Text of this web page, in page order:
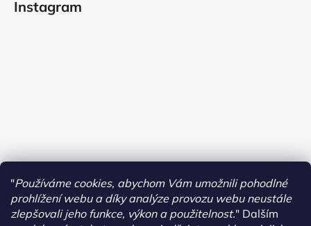
"Používáme cookies, abychom Vám umožnili pohodlné
prohlížení webu a díky analýze provozu webu neustále
zlepšovali jeho funkce, výkon a použitelnost." Dalším
Instagram